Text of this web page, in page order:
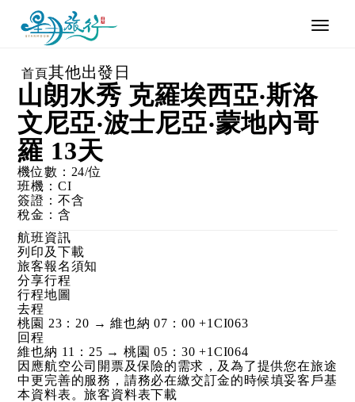
Toggle
首頁其他出發日
山朗水秀 克羅埃西亞‧斯洛
文尼亞‧波士尼亞‧蒙地內哥
羅 13天
機位數： 24/位
班機： CI
簽證： 不含
稅金： 含
航班資訊
列印及下載
旅客報名須知
分享行程
行程地圖
去程
桃園 23：20 → 維也納 07：00 +1 CI063
回程
維也納 11：25 → 桃園 05：30 +1 CI064
因應航空公司開票及保險的需求，及為了提供您在旅途
中更完善的服務，請務必在繳交訂金的時候填妥客戶基
本資料表。旅客資料表下載